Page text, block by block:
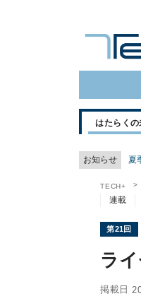
はたらく
お知らせ 夏
TECH+
連載
第21回
ラ
掲載日